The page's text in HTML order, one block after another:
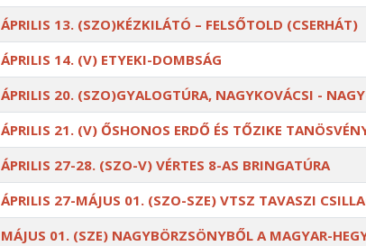
ÁPRILIS 13. (SZO)KÉZKILÁTÓ – FELSŐTOLD (CSERHÁT)
ÁPRILIS 14. (V) ETYEKI-DOMBSÁG
ÁPRILIS 20. (SZO)GYALOGTÚRA, NAGYKOVÁCSI -
ÁPRILIS 21. (V) ŐSHONOS ERDŐ ÉS TŐZIKE
ÁPRILIS 27-28. (SZO-V) VÉRTES 8-AS BRINGATÚRA
ÁPRILIS 27-MÁJUS 01. (SZO-SZE) VTSZ TAVASZI
MÁJUS 01. (SZE) NAGYBÖRZSÖNYBŐL A MAGYAR-